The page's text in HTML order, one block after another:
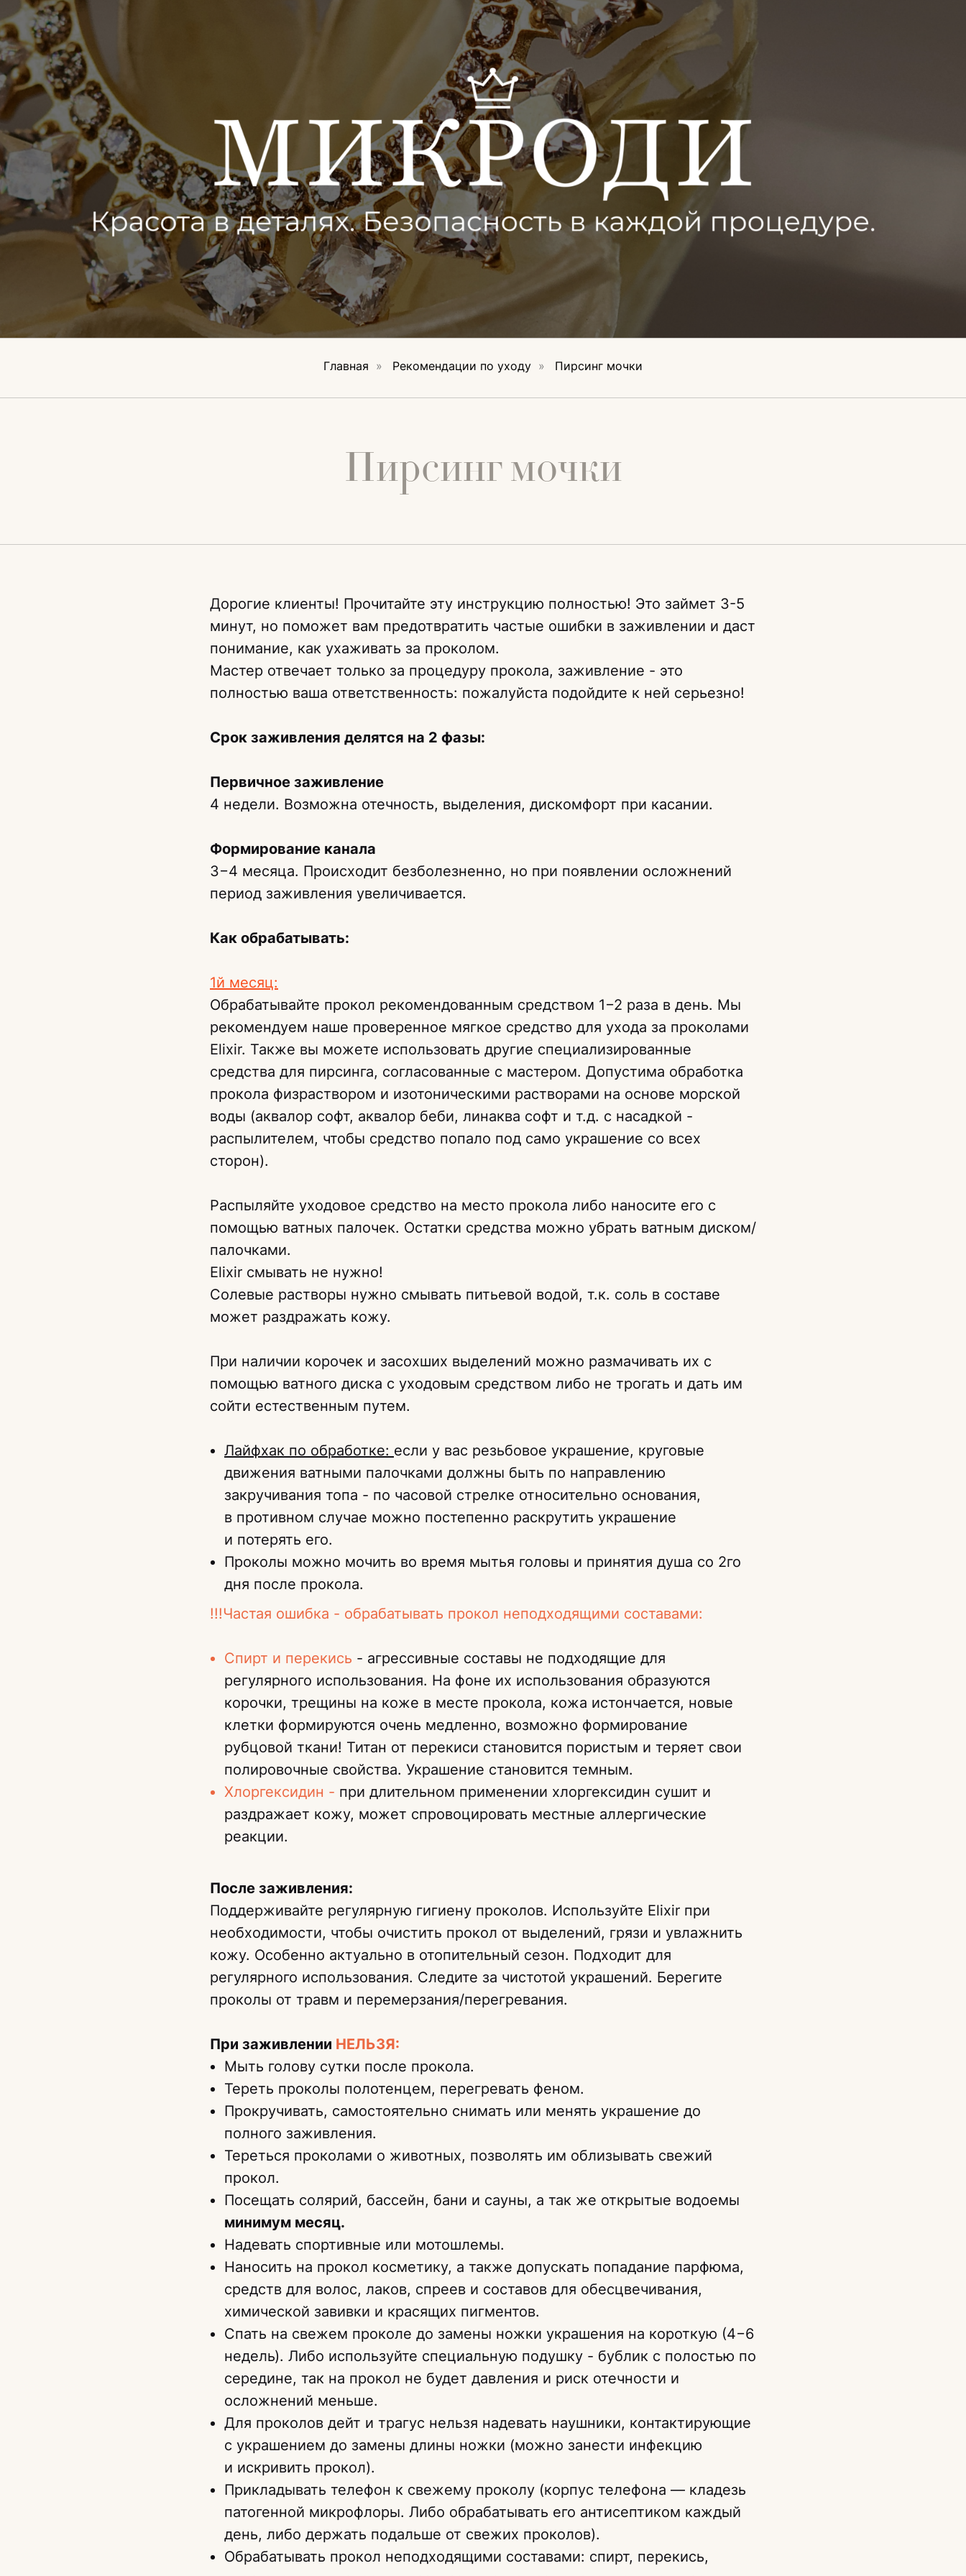
Главная » Рекомендации по уходу » Пирсинг мочки
Пирсинг мочки
Дорогие клиенты! Прочитайте эту инструкцию полностью! Это займет 3-5
минут, но поможет вам предотвратить частые ошибки в заживлении и даст
понимание, как ухаживать за проколом.
Мастер отвечает только за процедуру прокола, заживление - это
полностью ваша ответственность: пожалуйста подойдите к ней серьезно!
Срок заживления делятся на 2 фазы:
Первичное заживление
4 недели. Возможна отечность, выделения, дискомфорт при касании.
Формирование канала
3−4 месяца. Происходит безболезненно, но при появлении осложнений
период заживления увеличивается.
Как обрабатывать:
1й месяц:
Обрабатывайте прокол рекомендованным средством 1−2 раза в день. Мы
рекомендуем наше проверенное мягкое средство для ухода за проколами
Elixir. Также вы можете использовать другие специализированные
средства для пирсинга, согласованные с мастером. Допустима обработка
прокола физраствором и изотоническими растворами на основе морской
воды (аквалор софт, аквалор беби, линаква софт и т.д. с насадкой -
распылителем, чтобы средство попало под само украшение со всех
сторон).
Распыляйте уходовое средство на место прокола либо наносите его с
помощью ватных палочек. Остатки средства можно убрать ватным диском/
палочками.
Elixir смывать не нужно!
Солевые растворы нужно смывать питьевой водой, т.к. соль в составе
может раздражать кожу.
При наличии корочек и засохших выделений можно размачивать их с
помощью ватного диска с уходовым средством либо не трогать и дать им
сойти естественным путем.
Лайфхак по обработке: если у вас резьбовое украшение, круговые
движения ватными палочками должны быть по направлению
закручивания топа - по часовой стрелке относительно основания,
в противном случае можно постепенно раскрутить украшение
и потерять его.
Проколы можно мочить во время мытья головы и принятия душа со 2го
дня после прокола.
!!!Частая ошибка - обрабатывать прокол неподходящими составами:
Спирт и перекись - агрессивные составы не подходящие для
регулярного использования. На фоне их использования образуются
корочки, трещины на коже в месте прокола, кожа истончается, новые
клетки формируются очень медленно, возможно формирование
рубцовой ткани! Титан от перекиси становится пористым и теряет свои
полировочные свойства. Украшение становится темным.
Хлоргексидин - при длительном применении хлоргексидин сушит и
раздражает кожу, может спровоцировать местные аллергические
реакции.
После заживления:
Поддерживайте регулярную гигиену проколов. Используйте Elixir при
необходимости, чтобы очистить прокол от выделений, грязи и увлажнить
кожу. Особенно актуально в отопительный сезон. Подходит для
регулярного использования. Следите за чистотой украшений. Берегите
проколы от травм и перемерзания/перегревания.
При заживлении НЕЛЬЗЯ:
Мыть голову сутки после прокола.
Тереть проколы полотенцем, перегревать феном.
Прокручивать, самостоятельно снимать или менять украшение до
полного заживления.
Тереться проколами о животных, позволять им облизывать свежий
прокол.
Посещать солярий, бассейн, бани и сауны, а так же открытые водоемы
минимум месяц.
Надевать спортивные или мотошлемы.
Наносить на прокол косметику, а также допускать попадание парфюма,
средств для волос, лаков, спреев и составов для обесцвечивания,
химической завивки и красящих пигментов.
Спать на свежем проколе до замены ножки украшения на короткую (4−6
недель). Либо используйте специальную подушку - бублик с полостью по
середине, так на прокол не будет давления и риск отечности и
осложнений меньше.
Для проколов дейт и трагус нельзя надевать наушники, контактирующие
с украшением до замены длины ножки (можно занести инфекцию
и искривить прокол).
Прикладывать телефон к свежему проколу (корпус телефона — кладезь
патогенной микрофлоры. Либо обрабатывать его антисептиком каждый
день, либо держать подальше от свежих проколов).
Обрабатывать прокол неподходящими составами: спирт, перекись,